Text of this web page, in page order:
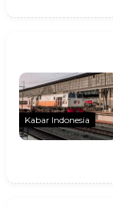
Kabar Indonesia